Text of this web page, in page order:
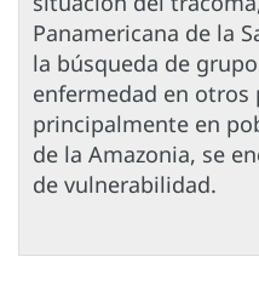
Panamericana de la
la búsqueda de
enfermedad en otros
principalmente en
de la Amazonia, se
de vulnerabilidad.